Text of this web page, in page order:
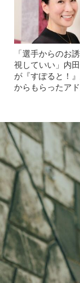
「選手からのお
視していい」内田
が『すぽると！
からもらったア